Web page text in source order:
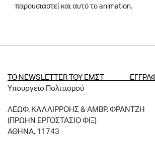
παρουσιαστεί και αυτό το animation.
ΤΟ NEWSLETTER ΤΟΥ ΕΜΣΤ
Υπουργείο Πολιτισμού
ΛΕΩΦ. ΚΑΛΛΙΡΡΟΗΣ & ΑΜΒΡ. ΦΡΑΝΤΖΗ
(ΠΡΩΗΝ ΕΡΓΟΣΤΑΣΙΟ ΦΙΞ)
ΑΘΗΝΑ, 11743